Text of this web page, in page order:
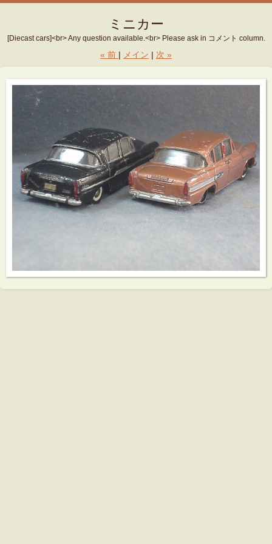
ミニカー
[Diecast cars]<br> Any question available.<br> Please ask in コメント column.
« 前 メイン 次 »